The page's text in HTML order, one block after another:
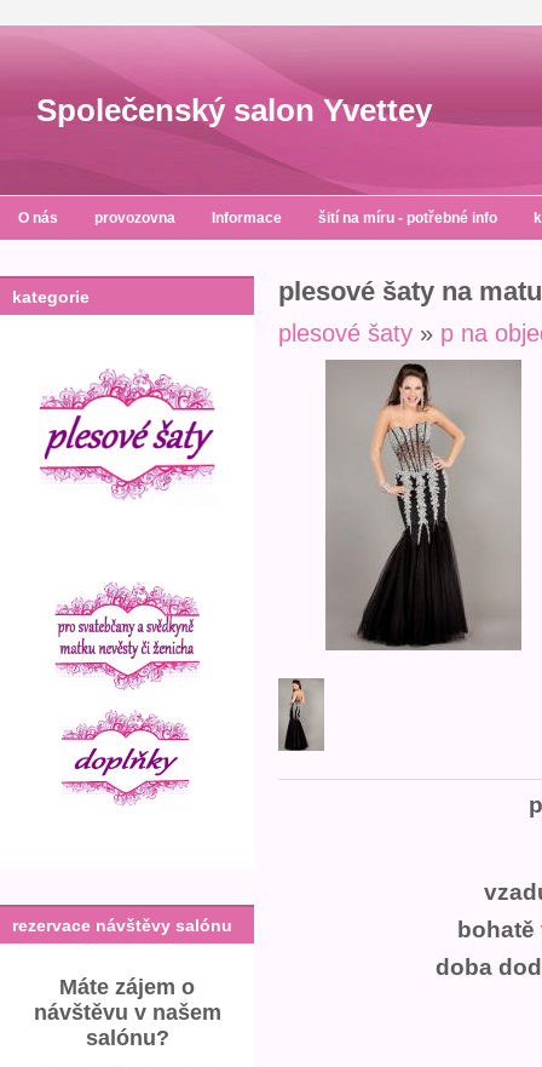
Společenský salon Yvettey
O nás provozovna Informace šití na míru - potřebné info
kategorie
rezervace návštěvy salónu
Máte zájem o
návštěvu v našem
salónu?
plesové šaty na
plesové šaty » p na
doba